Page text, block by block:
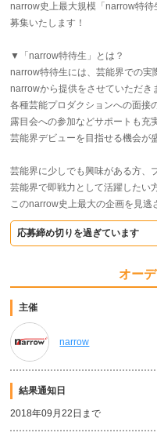
narrow史上最大規模「narrow特
募集いたします！
▼「narrow特待生」とは？
narrow特待生には、芸能界での実
narrowから提供をさせていただき
各種芸能プロダクションへの面接
露目会への参加などサポートも充
芸能界デビューを目指せる機会が
芸能界に少しでも興味がある方、
芸能界で即戦力として活躍したい
このnarrow史上最大の企画を見逃
応募締め切りを過ぎています
オー
主催
narrow
結果通知日
2018年09月22日まで